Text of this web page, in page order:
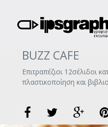
BUZZ CAFE
Επιτραπέζιοι 12σέλιδοι
πλαστικοποίηση και